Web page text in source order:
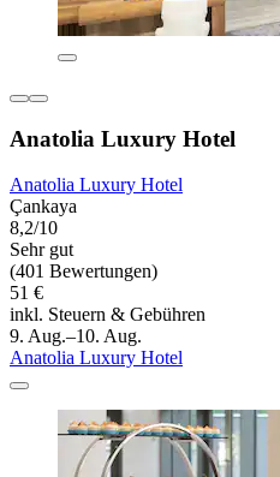
Anatolia Luxury Hotel
Anatolia Luxury Hotel
Çankaya
8,2/10
Sehr gut
(401 Bewertungen)
51 €
inkl. Steuern & Gebühren
9. Aug.–10. Aug.
Anatolia Luxury Hotel